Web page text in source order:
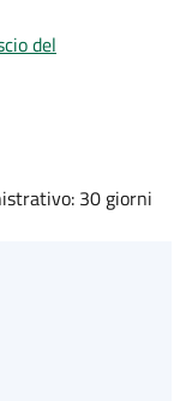
del
30 giorni